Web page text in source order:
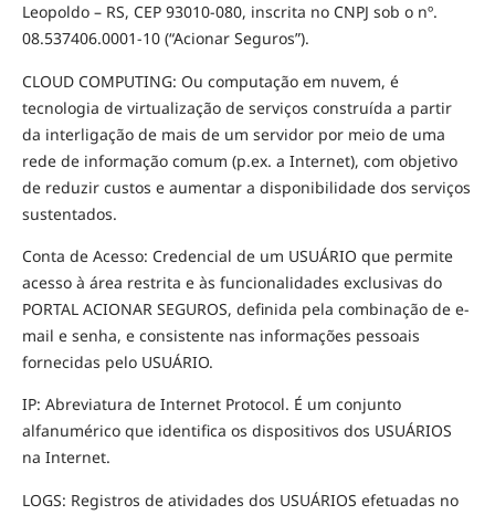
Leopoldo – RS, CEP 93010-080, inscrita no CNPJ sob o nº.
08.537406.0001-10 (“Acionar Seguros”).
CLOUD COMPUTING: Ou computação em nuvem, é
tecnologia de virtualização de serviços construída a partir
da interligação de mais de um servidor por meio de uma
rede de informação comum (p.ex. a Internet), com objetivo
de reduzir custos e aumentar a disponibilidade dos serviços
sustentados.
Conta de Acesso: Credencial de um USUÁRIO que permite
acesso à área restrita e às funcionalidades exclusivas do
PORTAL ACIONAR SEGUROS, definida pela combinação de e-
mail e senha, e consistente nas informações pessoais
fornecidas pelo USUÁRIO.
IP: Abreviatura de Internet Protocol. É um conjunto
alfanumérico que identifica os dispositivos dos USUÁRIOS
na Internet.
LOGS: Registros de atividades dos USUÁRIOS efetuadas no